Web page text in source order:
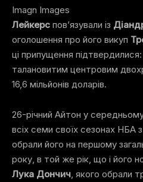
Imagn Images
Лейкерс пов’язували із
оголошення про його викуп
ці припущення
талановитим центровим
16,6 мільйонів доларів.
26-річний Айтон у
всіх семи своїх сезонах НБА
обрали його на першому
року, в той же рік, що і його
Лука Дончич , якого обрали